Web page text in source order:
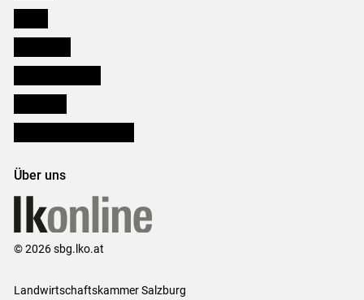
Über uns
© 2026 sbg.lko.at
Landwirtschaftskammer Salzburg